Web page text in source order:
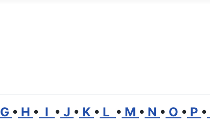
G • H • I • J • K • L • M • N • O • P •